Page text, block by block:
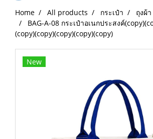
Home All products กระเป๋า
ถุงผ้า
BAG-A-08 กระเป๋าอเนกประสงค์
(copy)(copy)(copy)(copy)(copy)
New